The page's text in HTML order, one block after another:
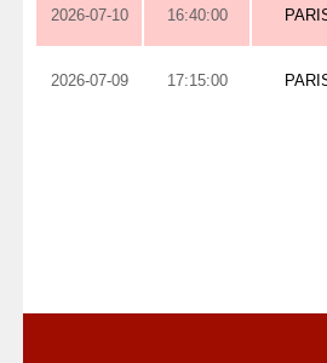
2026-07-10 16:40:00
2026-07-09 17:15:00